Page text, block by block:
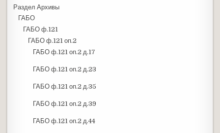
Раздел Архивы
ГАБО
ГАБО ф.121
ГАБО ф.121 оп.2
ГАБО ф.121 оп.2 д.17
ГАБО ф.121 оп.2 д.23
ГАБО ф.121 оп.2 д.35
ГАБО ф.121 оп.2 д.39
ГАБО ф.121 оп.2 д.44